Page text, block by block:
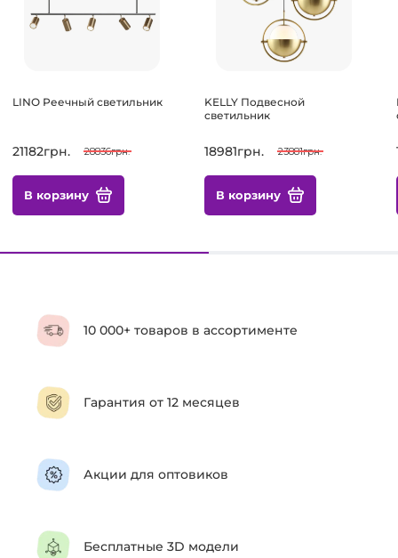
LINO Реечный светильник
21182грн. 28836грн.
В корзину
KELLY Подвесной
светильник
18981грн. 23881грн.
В корзину
10 000+ товаров в ассортименте
Гарантия от 12 месяцев
Акции для оптовиков
Бесплатные 3D модели